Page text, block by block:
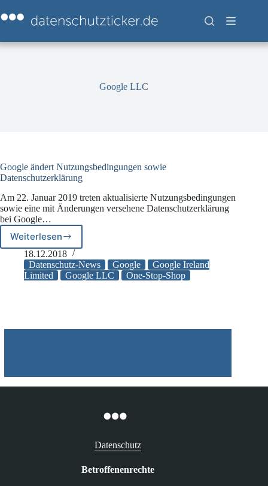
Inhalt
springen
Google LLC
Google ändert Nutzungsbedingungen sowie
Datenschutzerklärung
Am 22. Januar 2019 treten aktualisierte Nutzungsbedingungen
sowie eine mit Änderungen versehene Datenschutzerklärung
bei Google…
Weiterlesen
Google
ändert
Nutzungsbedingungen
sowie
18.12.2018
Datenschutz-News
Google
Google Ireland
Limited
Google LLC One-Stop-Shop
Datenschutz
Betroffenenrechte